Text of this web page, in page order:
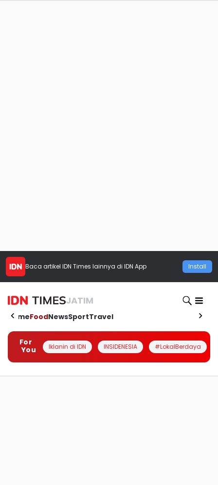
Baca artikel IDN Times lainnya di IDN App Install
JATIM
HomeFoodNewsSportTravel
For
You
Iklanin di IDN INSIDENESIA #LokalBerdaya